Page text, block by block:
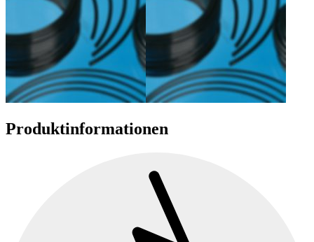
Produktinformationen